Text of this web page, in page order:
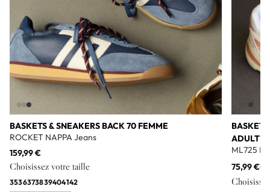
BASKETS & SNEAKERS BACK 70 FEMME
ROCKET NAPPA Jeans
159,99 €
Choisissez votre taille
3536373839404142
ADULTE
ML725
75,99 €